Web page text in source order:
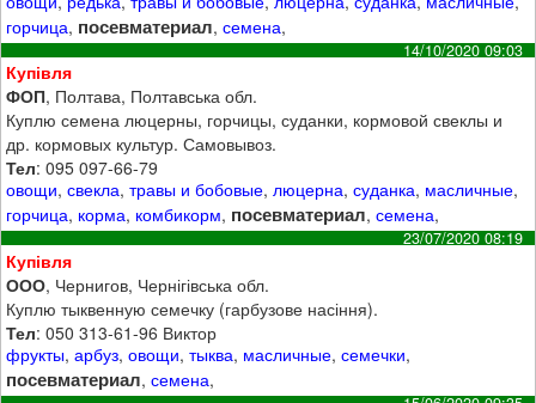
горчица, посевматериал,семена,
14/10/2020 09:03
Купівля
ФОП, Полтава, Полтавська обл.
Куплю семена люцерны, горчицы, суданки, кормовой свеклы и
др. кормовых культур. Самовывоз.
Тел: 095 097-66-79
овощи,свекла,травы и бобовые,люцерна,суданка, масличные,
горчица, корма, комбикорм, посевматериал,семена,
23/07/2020 08:19
Купівля
ООО, Чернигов, Чернігівська обл.
Куплю тыквенную семечку (гарбузове насіння).
Тел: 050 313-61-96 Виктор
фрукты,арбуз,овощи,тыква, масличные,семечки,
посевматериал,семена,